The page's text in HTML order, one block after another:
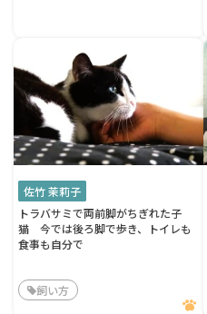
佐竹 茉莉子
トラバサミで両前脚がちぎれた子
猫 今では後ろ脚で歩き、トイレも
食事も自分で
飼い方